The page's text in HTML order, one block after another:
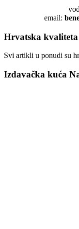
email:
Hrvatska kvaliteta
Svi artikli u ponudi su
Izdavačka kuća